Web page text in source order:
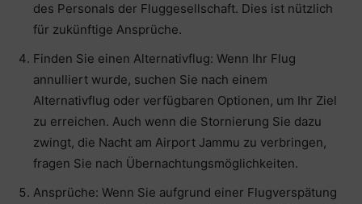
des Personals der Fluggesellschaft. Dies ist nützlich
für zukünftige Ansprüche.
Finden Sie einen Alternativflug: Wenn Ihr Flug
annulliert wurde, suchen Sie nach einem
Alternativflug oder verfügbaren Optionen, um Ihr Ziel
zu erreichen. Auch wenn die Stornierung Sie dazu
zwingt, die Nacht am Airport Jammu zu verbringen,
fragen Sie nach Übernachtungsmöglichkeiten.
Ansprüche: Wenn Sie aufgrund einer Flugverspätung